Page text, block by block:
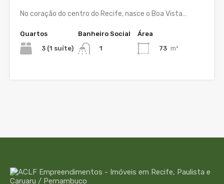
No coração do centro do Recife, nasce o Boa Vista…
Quartos
3 (1 suíte)
Banheiro Social
1
Área
73 m²